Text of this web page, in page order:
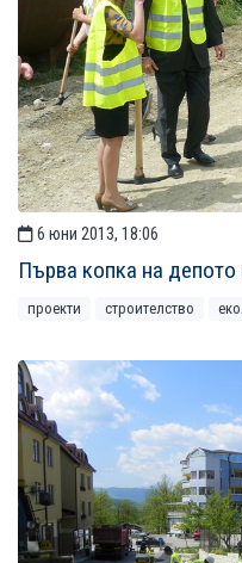
6 юни 2013, 18:06
Първа копка на депото
проекти строителство